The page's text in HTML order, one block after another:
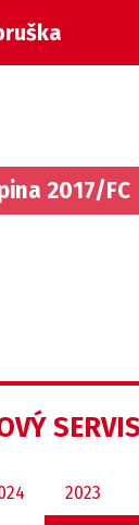
2017/FC
2023